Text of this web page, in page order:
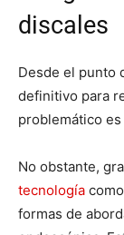
discales
Desde el punto
definitivo para
problemático
No obstante,
tecnología
formas de